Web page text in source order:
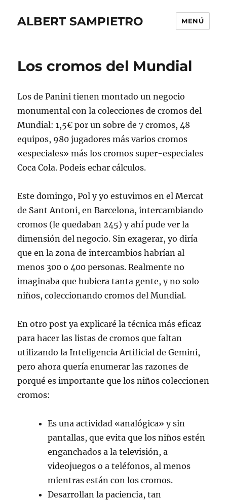
ALBERT SAMPIETRO MENÚ
Los cromos del Mundial
Los de Panini tienen montado un negocio
monumental con la colecciones de cromos del
Mundial: 1,5€ por un sobre de 7 cromos, 48
equipos, 980 jugadores más varios cromos
«especiales» más los cromos super-especiales
Coca Cola. Podeis echar cálculos.
Este domingo, Pol y yo estuvimos en el Mercat
de Sant Antoni, en Barcelona, intercambiando
cromos (le quedaban 245) y ahí pude ver la
dimensión del negocio. Sin exagerar, yo diría
que en la zona de intercambios habrían al
menos 300 o 400 personas. Realmente no
imaginaba que hubiera tanta gente, y no solo
niños, coleccionando cromos del Mundial.
En otro post ya explicaré la técnica más eficaz
para hacer las listas de cromos que faltan
utilizando la Inteligencia Artificial de Gemini,
pero ahora quería enumerar las razones de
porqué es importante que los niños coleccionen
cromos:
Es una actividad «analógica» y sin
pantallas, que evita que los niños estén
enganchados a la televisión, a
videojuegos o a teléfonos, al menos
mientras están con los cromos.
Desarrollan la paciencia, tan